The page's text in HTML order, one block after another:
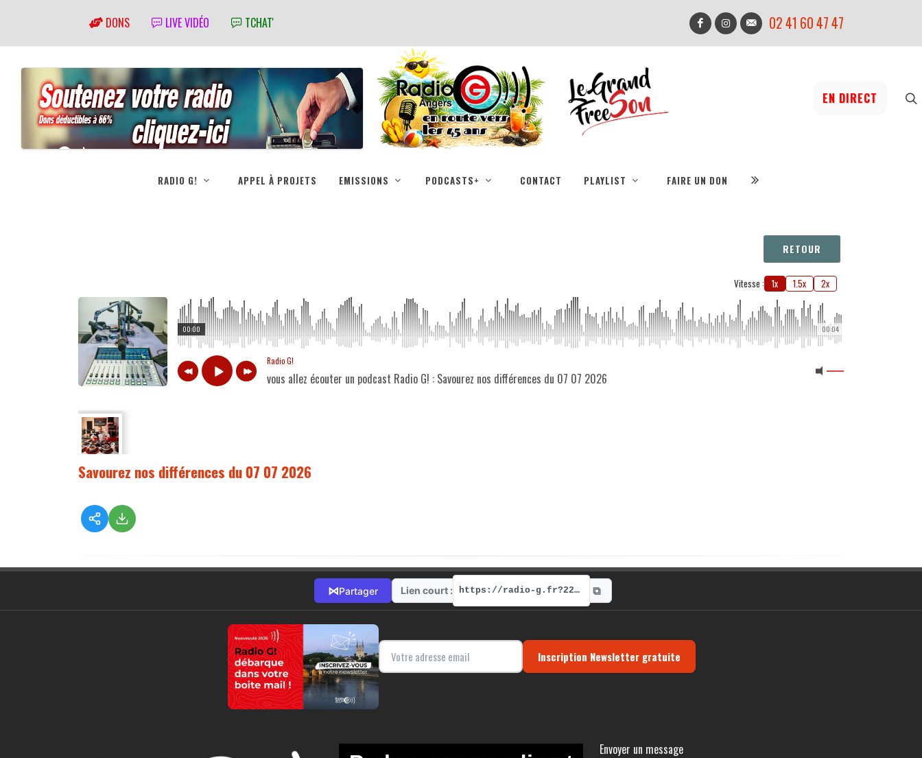
DONS LIVE VIDÉO TCHAT' 02 41 60 47 47
EN DIRECT
RADIO G! APPEL À PROJETS EMISSIONS PODCASTS+ CONTACT PLAYLIST FAIRE UN DON
RETOUR
Vitesse : 1x 1.5x 2x
00:04
00:00
Radio G!
vous allez écouter un podcast Radio G! : Savourez nos différences du 07 07 2026
Savourez nos différences du 07 07 2026
⋈Partager Lien court : https://radio-g.fr?22528 ⧉
Inscription Newsletter gratuite
Envoyer un message